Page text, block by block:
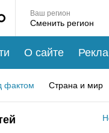
Ваш регион
О сайте
фактом Страна и мир